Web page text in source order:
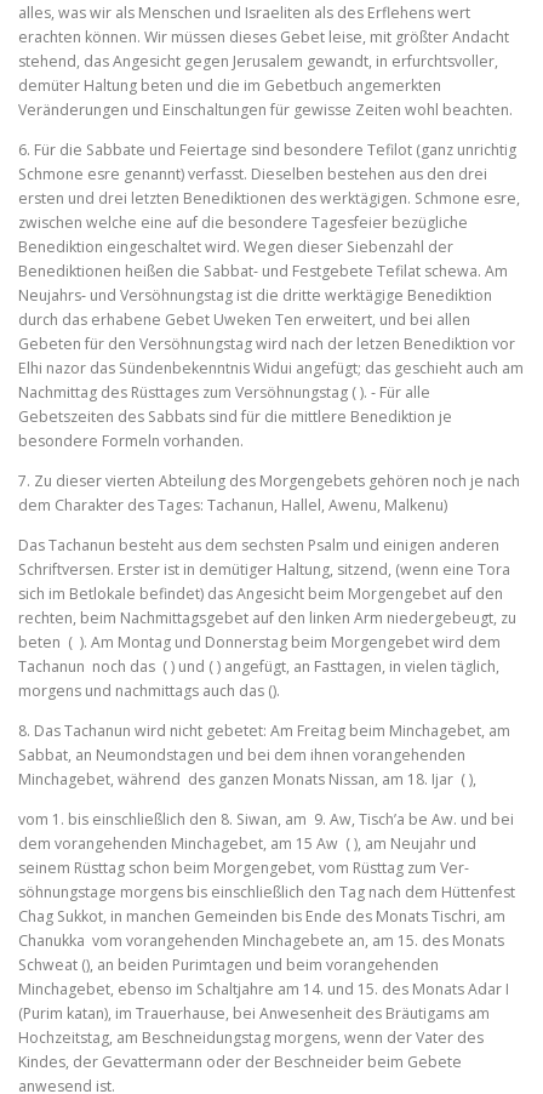
alles, was wir als Menschen und Israeliten als des Erflehens wert
erachten können. Wir müssen dieses Gebet leise, mit größter Andacht
stehend, das Angesicht gegen Jerusalem gewandt, in erfurchtsvoller,
demüter Haltung beten und die im Gebetbuch angemerkten
Veränderungen und Einschaltungen für gewisse Zeiten wohl beachten.
6. Für die Sabbate und Feiertage sind besondere Tefilot (ganz unrichtig
Schmone esre genannt) verfasst. Dieselben bestehen aus den drei
ersten und drei letzten Benediktionen des werktägigen. Schmone esre,
zwischen welche eine auf die besondere Tagesfeier bezügliche
Benediktion eingeschaltet wird. Wegen dieser Sieben­zahl der
Benediktionen heißen die Sabbat‑ und Festgebete Tefilat schewa. Am
Neujahrs‑ und Versöhnungstag ist die dritte werktägige Benediktion
durch das erhabene Gebet Uweken Ten erweitert, und bei allen
Gebeten für den Versöhnungstag wird nach der letzen Benediktion vor
Elhi nazor das Sündenbekenntnis Widui angefügt; das geschieht auch am
Nachmittag des Rüsttages zum Versöhnungstag ( ). ‑ Für alle
Gebetszeiten des Sabbats sind für die mittlere Benediktion je
besondere Formeln vorhanden.
7. Zu dieser vierten Abteilung des Morgengebets gehören noch je nach
dem Charakter des Tages: Tachanun, Hallel, Awenu, Malkenu)
Das Tachanun besteht aus dem sechsten Psalm und einigen anderen
Schriftversen. Erster ist in demütiger Haltung, sitzend, (wenn eine Tora
sich im Betlokale befindet) das Angesicht beim Morgen­gebet auf den
rechten, beim Nachmittagsgebet auf den linken Arm niedergebeugt, zu
beten ( ). Am Montag und Donnerstag beim Morgengebet wird dem
Tachanun noch das ( ) und ( ) angefügt, an Fasttagen, in vielen täglich,
morgens und nachmittags auch das ().
8. Das Tachanun wird nicht gebetet: Am Freitag beim Minchagebet, am
Sabbat, an Neumondstagen und bei dem ihnen vorangehenden
Minchagebet, während des ganzen Monats Nissan, am 18. Ijar ( ),
vom 1. bis einschließlich den 8. Siwan, am 9. Aw, Tisch’a be Aw. und bei
dem vorangehenden Minchagebet, am 15 Aw ( ), am Neujahr und
seinem Rüsttag schon beim Morgengebet, vom Rüsttag zum Ver­
söhnungstage morgens bis einschließlich den Tag nach dem Hütten­fest
Chag Sukkot, in manchen Gemeinden bis Ende des Monats Tischri, am
Chanukka vom vorangehenden Minchagebete an, am 15. des Monats
Schweat (), an beiden Purimtagen und beim vorangehenden
Minchagebet, ebenso im Schaltjahre am 14. und 15. des Monats Adar I
(Purim katan), im Trauerhause, bei Anwesenheit des Bräutigams am
Hochzeitstag, am Beschneidungstag morgens, wenn der Vater des
Kindes, der Gevattermann oder der Beschneider beim Gebete
anwesend ist.